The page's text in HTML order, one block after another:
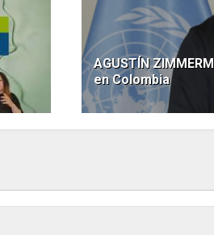
AGUSTÍN
en Colombia